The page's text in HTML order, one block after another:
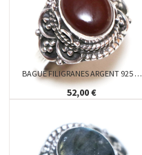
BAGUE FILIGRANES ARGENT 925 …
52,00 €